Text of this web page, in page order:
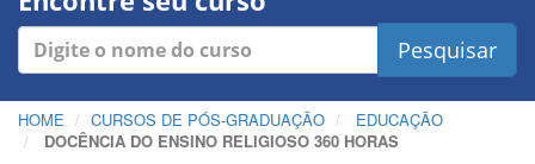
Pesquisar
HOME CURSOS DE PÓS-GRADUAÇÃO
EDUCAÇÃO
DOCÊNCIA DO ENSINO RELIGIOSO 360 HORAS